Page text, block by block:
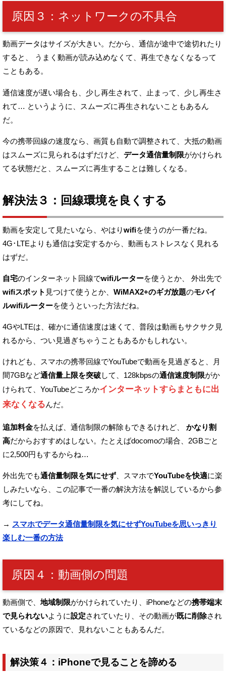
原因３：ネットワークの不具合
動画データはサイズが大きい。だから、通信が途中で途切れたり
すると、
うまく動画が読み込めなくて、再生できなくなるって
こともある。
通信速度が遅い場合も、少し再生されて、止まって、少し再生さ
れて… というように、スムーズに再生されないこともあるん
だ。
今の携帯回線の速度なら、画質も自動で調整されて、 大抵の動画
はスムーズに見られるはずだけど、 データ通信量制限がかけられ
てる状態だと、スムーズに再生することは難しくなる。
解決法３：回線環境を良くする
動画を安定して見たいなら、やはりwifiを使うのが一番だね。
4G･LTEよりも通信は安定するから、動画もストレスなく見れる
はずだ。
自宅のインターネット回線でwifiルーターを使うとか、
外出先で
wifiスポット 見つけて使うとか、 WiMAX2+のギガ放題のモバイ
ルwifiルーターを使うといった方法だね。
4GやLTEは、確かに通信速度は速くて、 普段は動画もサクサク見
れるから、つい見過ぎちゃうこともあるかもしれない。
けれども、スマホの携帯回線でYouTubeで動画を見過ぎると、
月
間7GBなど通信量上限を突破して、128kbpsの通信速度制限がか
けられて、 YouTubeどころかインターネットすらまともに出
来なくなるんだ。
追加料金を払えば、通信制限の解除もできるけれど、
かなり割
高だからおすすめはしない。 たとえばdocomoの場合、2GBごと
に2,500円もするからね…
外出先でも通信量制限を気にせず 、スマホでYouTubeを快適に楽
しみたいなら、
この記事で一番の解決方法を解説しているから参
考にしてね。
→ スマホでデータ通信量制限を気にせずYouTubeを思いっきり
楽しむ一番の方法
原因４：動画側の問題
動画側で、地域制限がかけられていたり、 iPhoneなどの携帯端末
で見られないように設定されていたり、 その動画が既に削除され
ているなどの原因で、見れないこともあるんだ。
解決策４：iPhoneで見ることを諦める